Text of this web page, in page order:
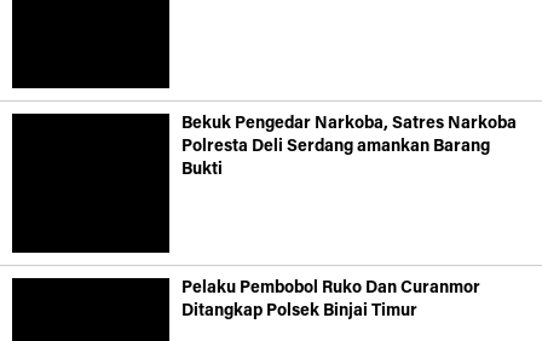
Bekuk Pengedar Narkoba, Satres Narkoba
Polresta Deli Serdang amankan Barang
Bukti
Pelaku Pembobol Ruko Dan Curanmor
Ditangkap Polsek Binjai Timur